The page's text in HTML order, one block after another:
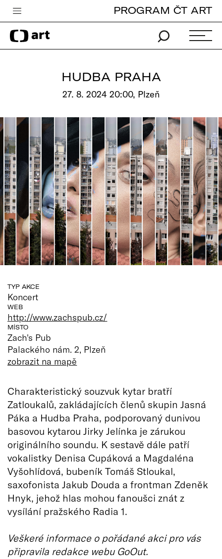
Česká televize
Zpravodajství
Pro děti
edu
Vše o ČT
PROGRAM ČT ART
HUDBA PRAHA
27. 8. 2024 20:00, Plzeň
TYP AKCE
Koncert
WEB
http://www.zachspub.cz/
MÍSTO
Zach's Pub
Palackého nám. 2, Plzeň
zobrazit na mapě
Charakteristický souzvuk kytar bratří
Zatloukalů, zakládajících členů skupin Jasná
Páka a Hudba Praha, podporovaný dunivou
basovou kytarou Jirky Jelínka je zárukou
originálního soundu. K sestavě dále patří
vokalistky Denisa Cupáková a Magdaléna
Vyšohlídová, bubeník Tomáš Stloukal,
saxofonista Jakub Douda a frontman Zdeněk
Hnyk, jehož hlas mohou fanoušci znát z
vysílání pražského Radia 1.
Veškeré informace o pořádané akci pro vás
připravila redakce webu GoOut.